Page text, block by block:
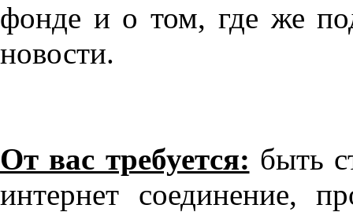
фонде и о том, где же
новости.
От вас требуется: быть
интернет соединение,